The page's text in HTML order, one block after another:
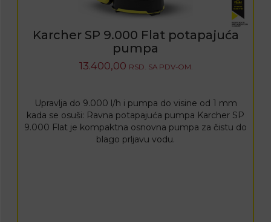
Karcher SP 9.000 Flat potapajuća
pumpa
13.400,00 RSD. SA PDV-OM.
Upravlja do 9.000 l/h i pumpa do visine od 1 mm
kada se osuši: Ravna potapajuća pumpa Karcher SP
9.000 Flat je kompaktna osnovna pumpa za čistu do
blago prljavu vodu.